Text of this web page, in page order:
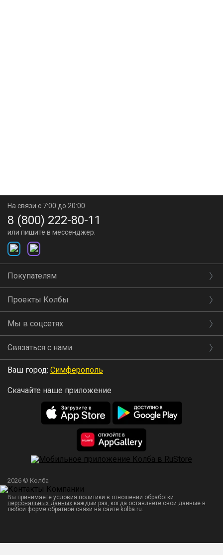
На связи с 7:00 до 20:00
8 (800) 222-80-11
или пишите в мессенджер:
Покупателям
Проекты Колбы
Мы в соцсетях
Связаться с нами
Ваш город: Симферополь
Скачайте наше приложение
2026 © Колба
Вы принимаете условия политики в отношении обработки
персональных данных каждый раз, когда оставляете свои данные в
любой форме обратной связи на сайте kolba.ru.